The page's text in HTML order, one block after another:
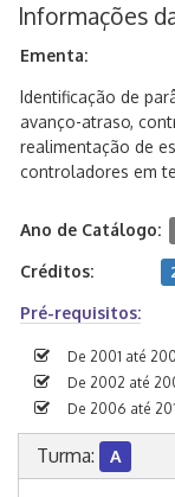
Informações
Ementa:
Identificação de
avanço-atraso,
realimentação de
controladores em
Ano de Catálogo:
Créditos:
Pré-requisitos:
De 2001 até
De 2002 até
De 2006 até
Turma: A